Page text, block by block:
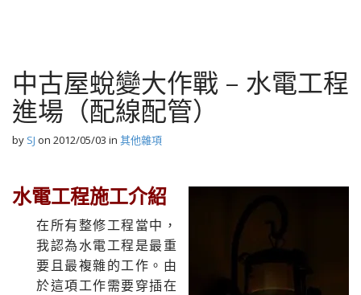
中古屋蛻變大作戰 – 水電工程
進場（配線配管）
by SJ on 2012/05/03 in 其他雜項
水電工程施工介紹
在所有整修工程當中，
我認為水電工程是最重
要且最複雜的工作。由
於這項工作需要穿插在